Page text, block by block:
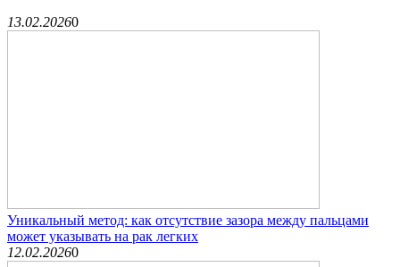
13.02.20260
Уникальный метод: как отсутствие зазора между пальцами
может указывать на рак легких
12.02.20260